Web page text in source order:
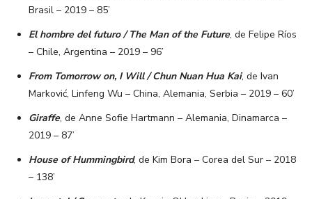
Brasil – 2019 – 85’
El hombre del futuro / The Man of the Future, de Felipe Ríos
– Chile, Argentina – 2019 – 96’
From Tomorrow on, I Will / Chun Nuan Hua Kai, de Ivan
Marković, Linfeng Wu – China, Alemania, Serbia – 2019 – 60’
Giraffe, de Anne Sofie Hartmann – Alemania, Dinamarca –
2019 – 87’
House of Hummingbird, de Kim Bora – Corea del Sur – 2018
– 138’